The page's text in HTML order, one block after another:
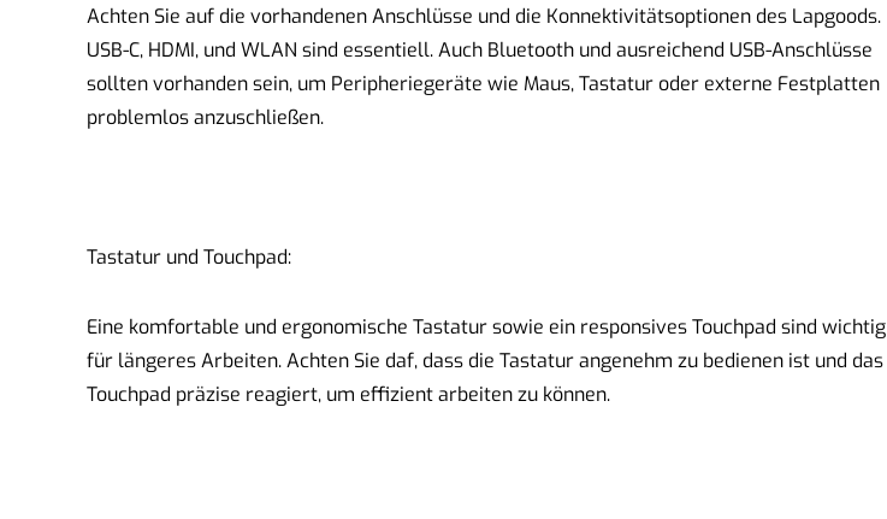
Achten Sie auf die vorhandenen Anschlüsse und die Konnektivitätsoptionen des Lapgoods.
USB-C, HDMI, und WLAN sind essentiell. Auch Bluetooth und ausreichend USB-Anschlüsse
sollten vorhanden sein, um Peripheriegeräte wie Maus, Tastatur oder externe Festplatten
problemlos anzuschließen.
Tastatur und Touchpad:
Eine komfortable und ergonomische Tastatur sowie ein responsives Touchpad sind wichtig
für längeres Arbeiten. Achten Sie daf, dass die Tastatur angenehm zu bedienen ist und das
Touchpad präzise reagiert, um effizient arbeiten zu können.